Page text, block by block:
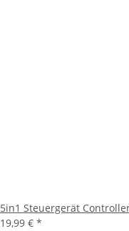
5in1 Steuergerät
19,99 € *